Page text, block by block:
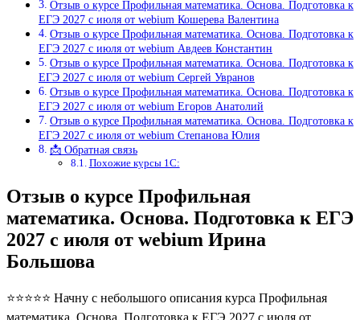
Отзыв о курсе Профильная математика. Основа. Подготовка к
ЕГЭ 2027 с июля от webium Кошерева Валентина
Отзыв о курсе Профильная математика. Основа. Подготовка к
ЕГЭ 2027 с июля от webium Авдеев Константин
Отзыв о курсе Профильная математика. Основа. Подготовка к
ЕГЭ 2027 с июля от webium Сергей Увранов
Отзыв о курсе Профильная математика. Основа. Подготовка к
ЕГЭ 2027 с июля от webium Егоров Анатолий
Отзыв о курсе Профильная математика. Основа. Подготовка к
ЕГЭ 2027 с июля от webium Степанова Юлия
📩 Обратная связь
Похожие курсы 1С:
Отзыв о курсе Профильная
математика. Основа. Подготовка к ЕГЭ
2027 с июля от webium Ирина
Большова
⭐⭐⭐⭐⭐ Начну с небольшого описания курса Профильная
математика. Основа. Подготовка к ЕГЭ 2027 с июля от